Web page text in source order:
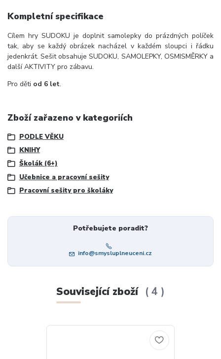
Kompletní specifikace
Cílem hry SUDOKU je doplnit samolepky do prázdných políček
tak, aby se každý obrázek nacházel v každém sloupci i řádku
jedenkrát. Sešit obsahuje SUDOKU, SAMOLEPKY, OSMISMĚRKY a
další AKTIVITY pro zábavu.
Pro děti od 6 let.
Zboží zařazeno v kategoriích
PODLE VĚKU
KNIHY
Školák (6+)
Učebnice a pracovní sešity
Pracovní sešity pro školáky
Potřebujete poradit?
info@smysluplneuceni.cz
Související zboží 4